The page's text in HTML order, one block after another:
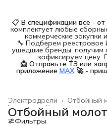
📋 В спецификации всё -
комплектует любые
коммерческие
🔧 Подберем
ушедшие бренды, получим
зафиксируем цену.
📩 Отправьте ТЗ или
приложение MAX 🚀 -
Отбойный
Электродрели ›
Строительство и
Главная ›
Отбойный
Фильтры